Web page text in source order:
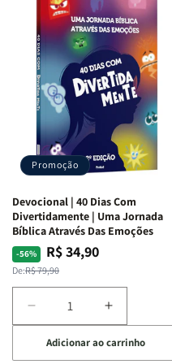
de
Guerra
Isabelle
S.
Alves
de
Guerra
|
Isabelle
S.
Alves
Promoção
Devocional | 40 Dias Com
Divertidamente | Uma Jornada
Bíblica Através Das Emoções
-56%
Preço
normal
De:R$ 79,90
Preço
promocional
R$ 34,90
Diminuir
a
quantidade
Aumentar
a
quantidade
Adicionar ao carrinho